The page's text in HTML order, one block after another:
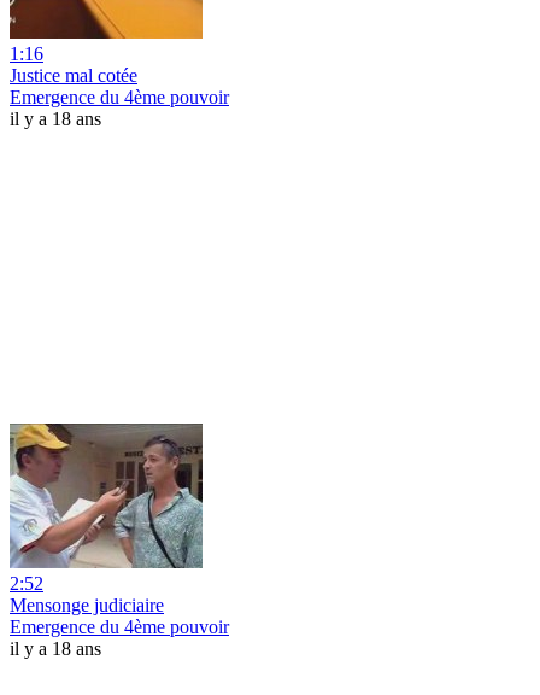
1:16
Justice mal cotée
Emergence du 4ème pouvoir
il y a 18 ans
2:52
Mensonge judiciaire
Emergence du 4ème pouvoir
il y a 18 ans